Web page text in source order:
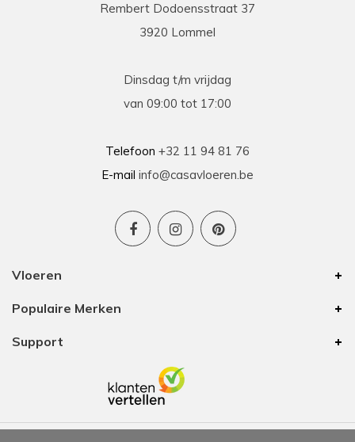
Rembert Dodoensstraat 37
3920 Lommel
Dinsdag t/m vrijdag
van 09:00 tot 17:00
Telefoon +32 11 94 81 76
E-mail info@casavloeren.be
Vloeren
Populaire Merken
Support